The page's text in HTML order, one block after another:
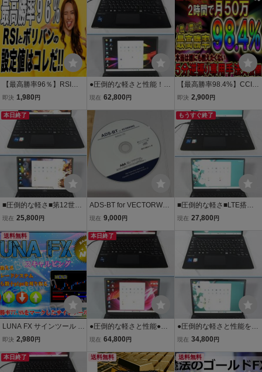
能デスクトップPC Win11
Pro Office2021
ンジ付き/MT4全通貨対応
★
【最高勝率96％】RSIと
ボリバンの設定値はコ
オマケ【バイナリーオプ
ションサインツール・パ
ラメータ変更可】
即決 1,980 円
●圧倒的な軽さと性能！●
第13世代Corei7-1370P●L
GHz/16G/256GB]●大容量
メモリSSD●Windows11P
ro●
現在 62,800 円
【最高勝率98.4%】CCI・
RSI・レンジ相場攻略の5
リーオプション・サイン
ツール・パラメーター変
更可・RD-Combo】
即決 2,900 円
本日終了
■圧倒的な軽さ■第12世代
Corei5-1245U■LIFEBOO
6GB]■SSD■Windows11Pr
o搭載■
現在 25,800 円
ADS-BT for VECTORWO
RKS 2018版v2.00 スタン
規品・シリアルコードな
し／日影・逆日影・天空
率
現在 9,000 円
もうすぐ終了
■圧倒的な軽さ■LTE搭載
モデル■第12世代Corei5-1
K[4.4GHz/8G/256GB]■SS
D■Windows11Pro搭載■
現在 27,800 円
送料無料
LUNA FX サインツール シ
グナルツール（トレード
トレード インジケーター
自動売買 ea 必勝法 投資
即決 2,980 円
本日終了
●圧倒的な軽さと性能●第1
3世代Corei7-1370P●LIFE
z/16G/256GB]●大容量メ
モリSSD●Windows11Pro
現在 64,800 円
●圧倒的な軽さと性能を是
非●第13世代Corei5-1345
7GHz/8G/256GB]●SSD●
Windows11Pro●
現在 34,800 円
本日終了 送料無料 送料無料